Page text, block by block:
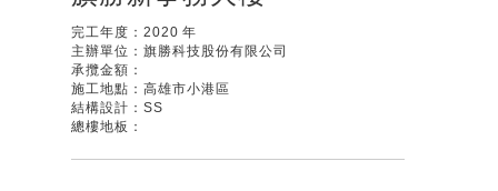
完工年度：2020 年
主辦單位：旗勝科技股份有限公司
承攬金額：
施工地點：高雄市小港區
結構設計：SS
總樓地板：